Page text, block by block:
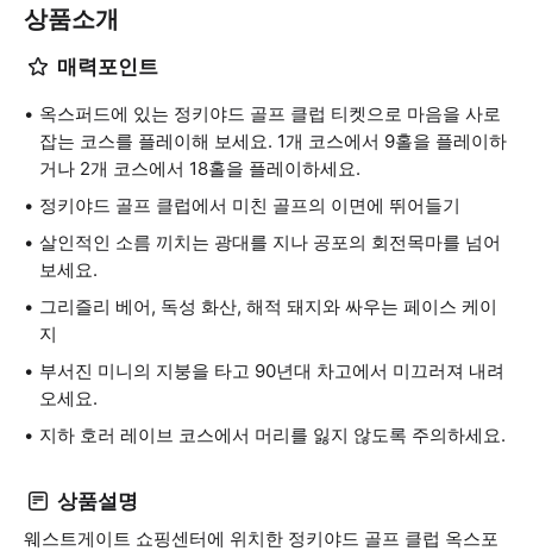
상품소개
매력포인트
옥스퍼드에 있는 정키야드 골프 클럽 티켓으로 마음을 사로
잡는 코스를 플레이해 보세요. 1개 코스에서 9홀을 플레이하
거나 2개 코스에서 18홀을 플레이하세요.
정키야드 골프 클럽에서 미친 골프의 이면에 뛰어들기
살인적인 소름 끼치는 광대를 지나 공포의 회전목마를 넘어
보세요.
그리즐리 베어, 독성 화산, 해적 돼지와 싸우는 페이스 케이
지
부서진 미니의 지붕을 타고 90년대 차고에서 미끄러져 내려
오세요.
지하 호러 레이브 코스에서 머리를 잃지 않도록 주의하세요.
상품설명
웨스트게이트 쇼핑센터에 위치한 정키야드 골프 클럽 옥스포